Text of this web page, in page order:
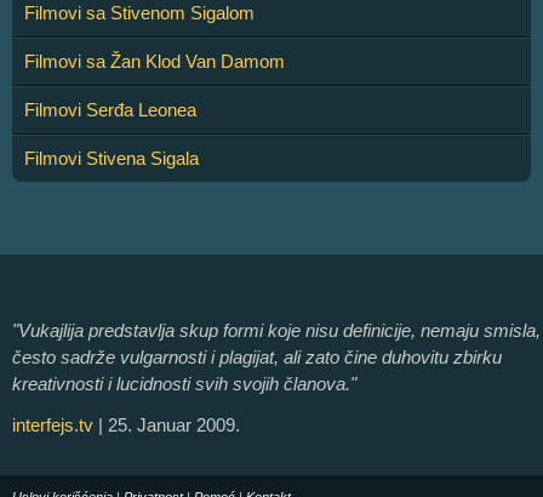
Filmovi sa Stivenom Sigalom
Filmovi sa Žan Klod Van Damom
Filmovi Serđa Leonea
Filmovi Stivena Sigala
"Vukajlija predstavlja skup formi koje nisu definicije, nemaju smisla,
često sadrže vulgarnosti i plagijat, ali zato čine duhovitu zbirku
kreativnosti i lucidnosti svih svojih članova."
interfejs.tv | 25. Januar 2009.